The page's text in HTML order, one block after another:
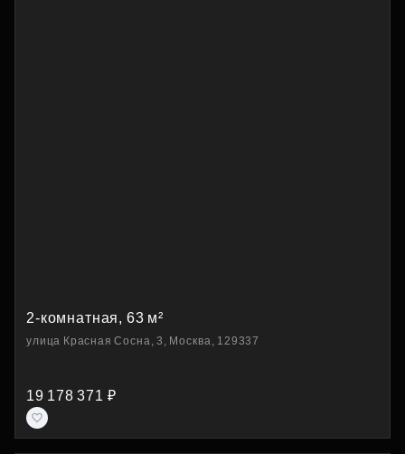
2-комнатная, 63 м²
улица Красная Сосна, 3, Москва, 129337
19 178 371 ₽